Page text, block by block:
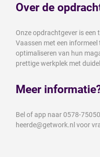
Over de
Onze opdrachtgever is een
Vaassen met een
optimaliseren van hun
prettige werkplek met
Meer
Bel of app naar 0578-
heerde@getwork.nl voor